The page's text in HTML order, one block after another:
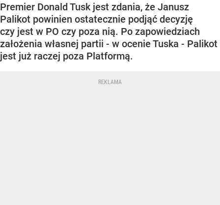
Premier Donald Tusk jest zdania, że Janusz
Palikot powinien ostatecznie podjąć decyzję
czy jest w PO czy poza nią. Po zapowiedziach
założenia własnej partii - w ocenie Tuska - Palikot
jest już raczej poza Platformą.